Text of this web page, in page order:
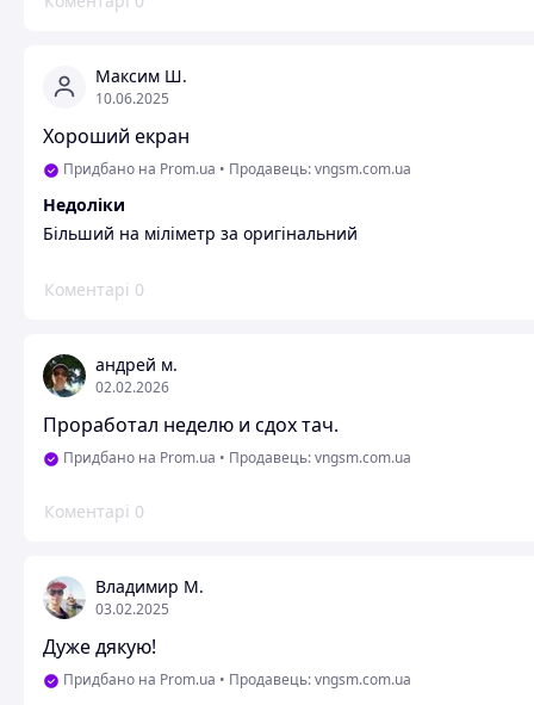
Максим Ш.
10.06.2025
Хороший екран
Придбано на Prom.ua • Продавець: vngsm.com.ua
Недоліки
Більший на міліметр за оригінальний
Коментарі 0
андрей м.
02.02.2026
Проработал неделю и сдох тач.
Придбано на Prom.ua • Продавець: vngsm.com.ua
Коментарі 0
Владимир М.
03.02.2025
Дуже дякую!
Придбано на Prom.ua • Продавець: vngsm.com.ua